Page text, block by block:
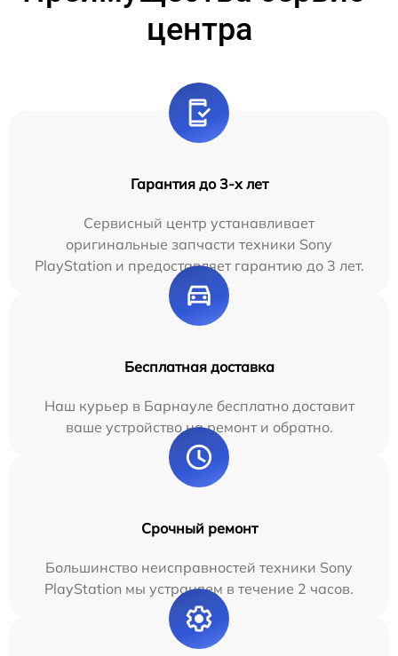
центра
Гарантия до 3-х лет
Сервисный центр устанавливает
оригинальные запчасти техники Sony
PlayStation и предоставляет гарантию до 3 лет.
Бесплатная доставка
Наш курьер в Барнауле бесплатно доставит
ваше устройство на ремонт и обратно.
Срочный ремонт
Большинство неисправностей техники Sony
PlayStation мы устраняем в течение 2 часов.